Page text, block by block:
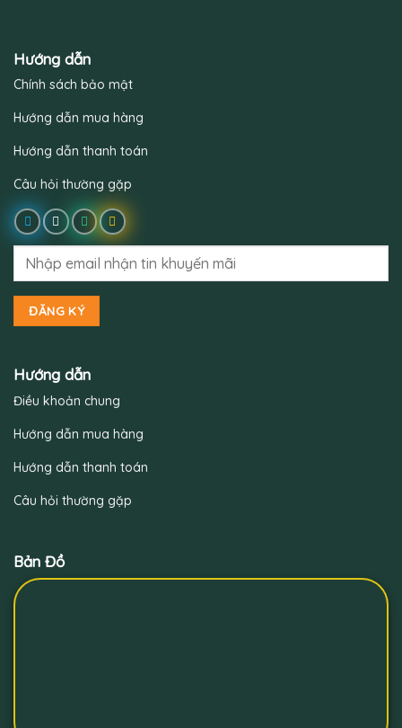
Hướng dẫn
Chính sách bảo mật
Hướng dẫn mua hàng
Hướng dẫn thanh toán
Câu hỏi thường gặp
Hướng dẫn
Điều khoản chung
Hướng dẫn mua hàng
Hướng dẫn thanh toán
Câu hỏi thường gặp
Bản Đồ